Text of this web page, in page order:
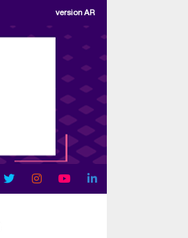
version AR